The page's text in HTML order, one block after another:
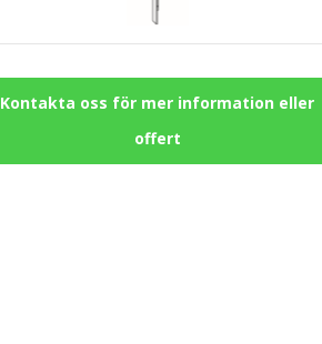
Kontakta oss för mer information eller
offert